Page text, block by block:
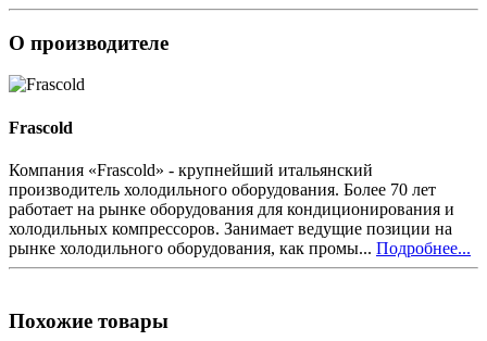
О производителе
Frascold
Компания «Frascold» - крупнейший итальянский
производитель холодильного оборудования. Более 70 лет
работает на рынке оборудования для кондиционирования и
холодильных компрессоров. Занимает ведущие позиции на
рынке холодильного оборудования, как промы... Подробнее...
Похожие товары